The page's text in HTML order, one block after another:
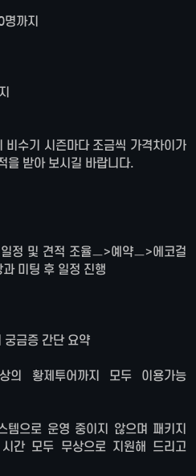
까지
비수기 시즌마다 조금씩 가격차이가
을 받아 보시길 바랍니다.
정 및 견적 조율ㅡ>예약ㅡ>에코걸
미팅 후 일정 진행
궁금증 간단 요약
의 황제투어까지 모두 이용가능
템으로 운영 중이지 않으며 패키지
간 모두 무상으로 지원해 드리고